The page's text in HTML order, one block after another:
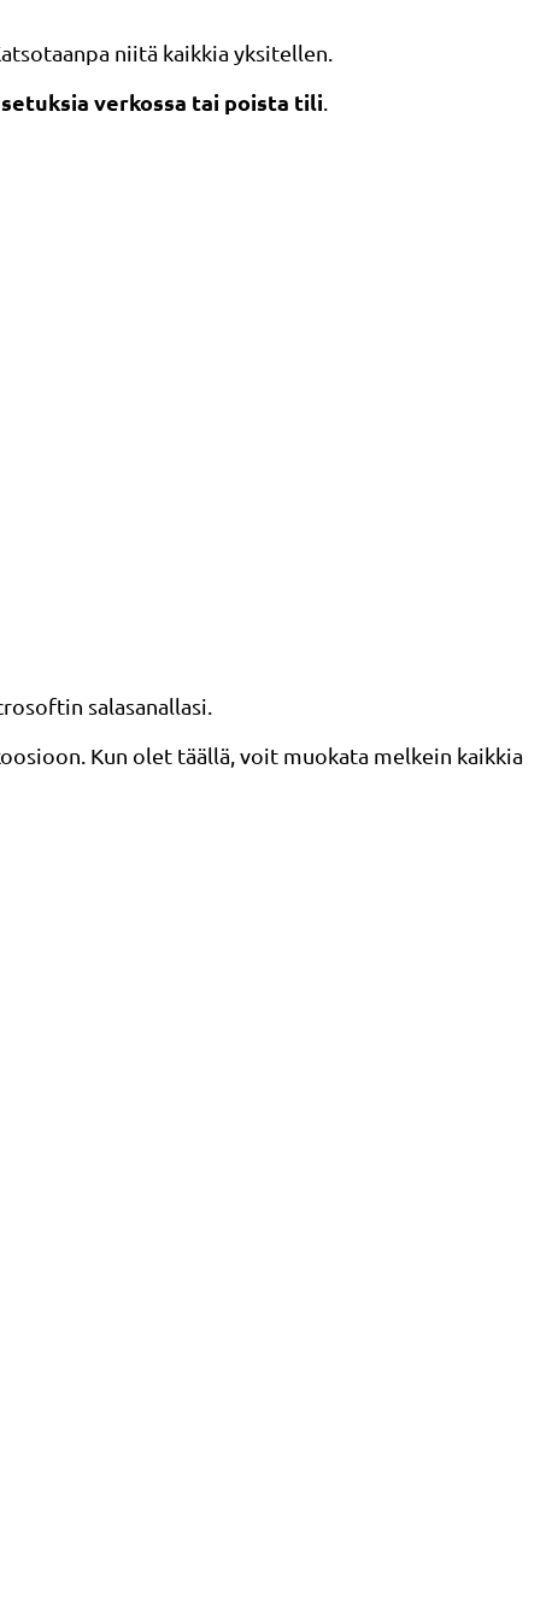
niitä kaikkia yksitellen.
verkossa tai poista tili.
salasanallasi.
Kun olet täällä, voit muokata melkein kaikkia